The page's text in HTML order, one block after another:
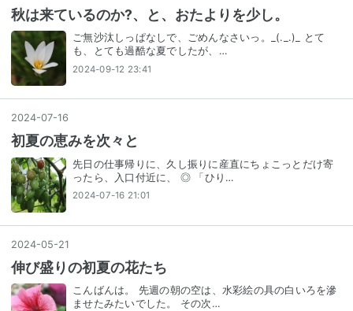
秋は来ているのか?、と、おたよりを少し。
ご無沙汰しっぱなしで、ごめんなさいっ。_(._.)_ とて
も、とても過酷な夏でしたが、…
2024-09-12 23:41
2024-07-16
初夏の恵みを次々と
先日の仕事帰りに、久し振りに産直にちょこっとだけ寄
ったら、入口付近に、 ◎ 「ひり…
2024-07-16 21:01
2024-05-21
伸び盛りの初夏の花たち
こんばんは。 先週の朝の空は、水彩絵の具の白いろを滲
ませたみたいでした。 その次…